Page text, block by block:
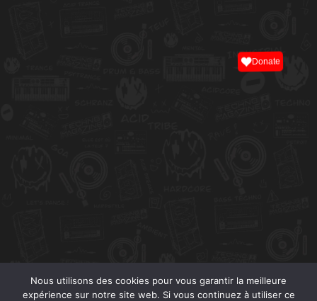
Nous utilisons des cookies pour vous garantir la meilleure
expérience sur notre site web. Si vous continuez à utiliser ce
Donate